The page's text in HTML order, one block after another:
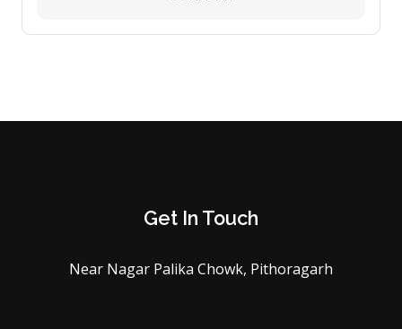
Get In Touch
Near Nagar Palika Chowk, Pithoragarh